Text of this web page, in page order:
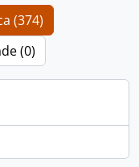
(374)
(0)